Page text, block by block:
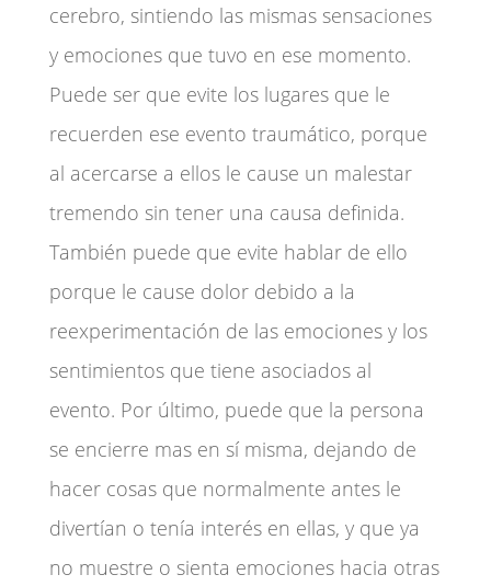
cerebro, sintiendo las mismas sensaciones
y emociones que tuvo en ese momento.
Puede ser que evite los lugares que le
recuerden ese evento traumático, porque
al acercarse a ellos le cause un malestar
tremendo sin tener una causa definida.
También puede que evite hablar de ello
porque le cause dolor debido a la
reexperimentación de las emociones y los
sentimientos que tiene asociados al
evento. Por último, puede que la persona
se encierre mas en sí misma, dejando de
hacer cosas que normalmente antes le
divertían o tenía interés en ellas, y que ya
no muestre o sienta emociones hacia otras